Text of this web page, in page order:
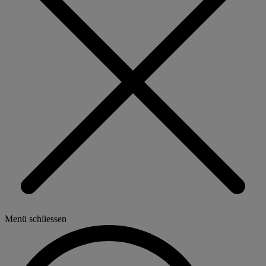
Menü schliessen